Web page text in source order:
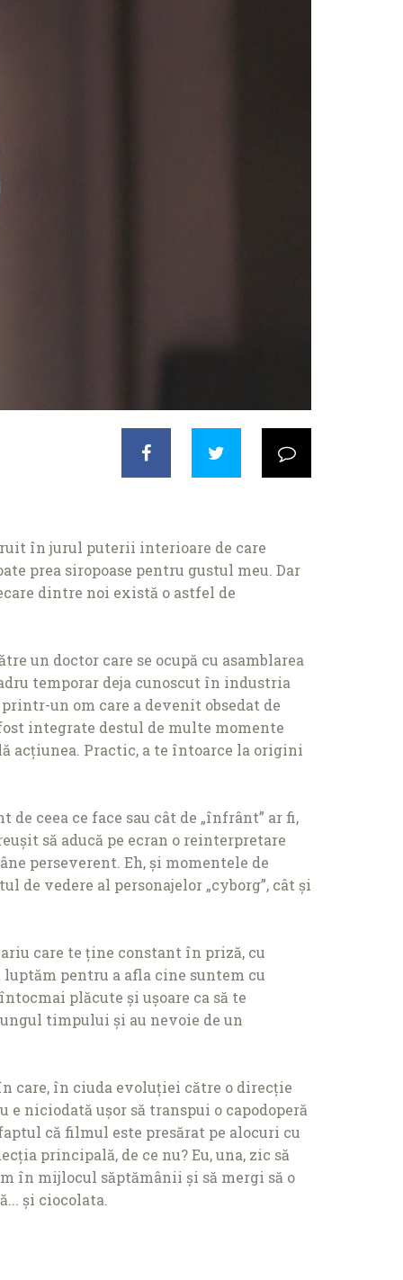
în jurul puterii interioare de care
prea siropoase pentru gustul meu. Dar
dintre noi există o astfel de
un doctor care se ocupă cu asamblarea
temporar deja cunoscut în industria
un om care a devenit obsedat de
integrate destul de multe momente
acţiunea. Practic, a te întoarce la origini
ceea ce face sau cât de „înfrânt” ar fi,
să aducă pe ecran o reinterpretare
perseverent. Eh, și momentele de
de vedere al personajelor „cyborg”, cât și
care te ţine constant în priză, cu
pentru a afla cine suntem cu
plăcute și ușoare ca să te
timpului și au nevoie de un
care, în ciuda evoluţiei către o direcţie
niciodată ușor să transpui o capodoperă
că filmul este presărat pe alocuri cu
principală, de ce nu? Eu, una, zic să
în mijlocul săptămânii și să mergi să o
și ciocolata.